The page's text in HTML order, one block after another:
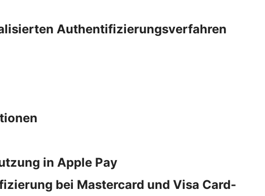
Authentifizierungsverfahren
in Apple Pay
bei Mastercard und Visa Card-